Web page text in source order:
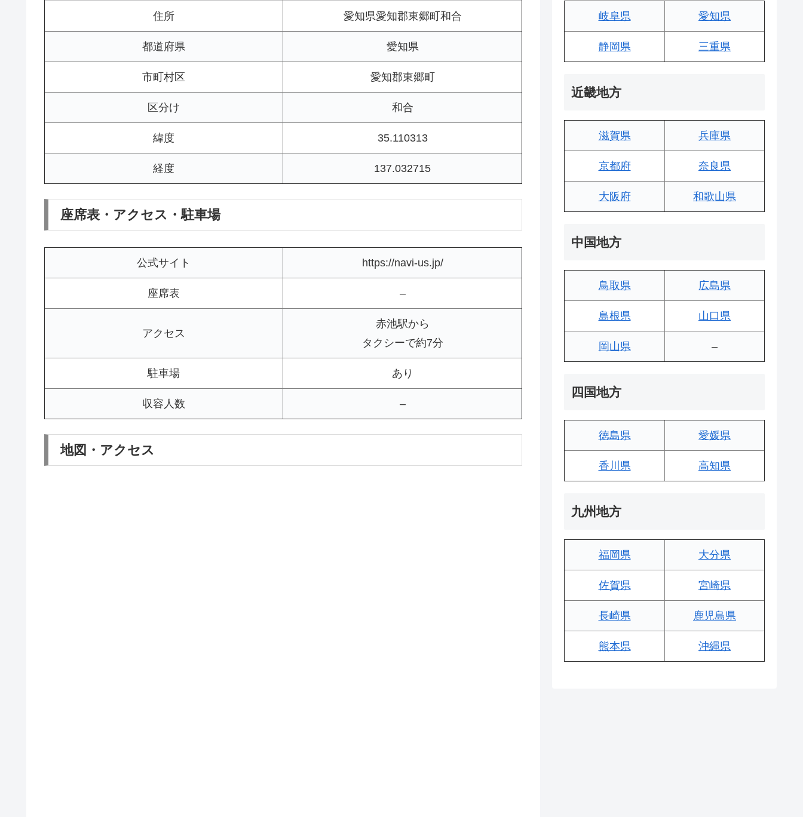
住所 愛知県愛知郡東郷町和合
都道府県 愛知県
市町村区 愛知郡東郷町
区分け 和合
緯度 35.110313
経度 137.032715
座席表・アクセス・駐車場
公式サイト https://navi-us.jp/
座席表 –
アクセス
赤池駅から
タクシーで約7分
駐車場 あり
収容人数 –
地図・アクセス
岐阜県 愛知県
静岡県 三重県
近畿地方
滋賀県 兵庫県
京都府 奈良県
大阪府 和歌山県
中国地方
鳥取県 広島県
島根県 山口県
岡山県 –
四国地方
徳島県 愛媛県
香川県 高知県
九州地方
福岡県 大分県
佐賀県 宮崎県
長崎県 鹿児島県
熊本県 沖縄県